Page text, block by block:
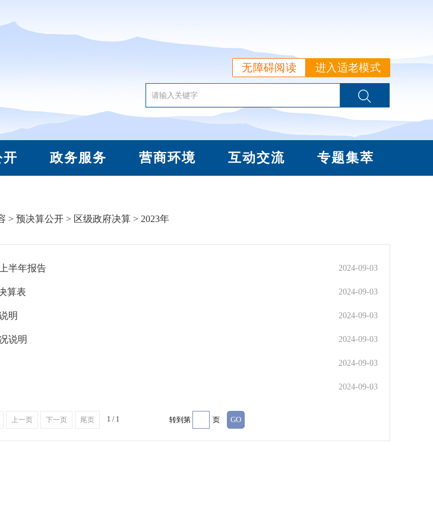
进入适老模式
无障碍阅读
政务服务 营商环境 互动交流 专题集萃
> 预决算公开 > 区级政府决算 > 2023年
2024-09-03
半年报告
2024-09-03
算表
2024-09-03
明
2024-09-03
说明
2024-09-03
2024-09-03
上一页 下一页 尾页 1 / 1 转到第 页